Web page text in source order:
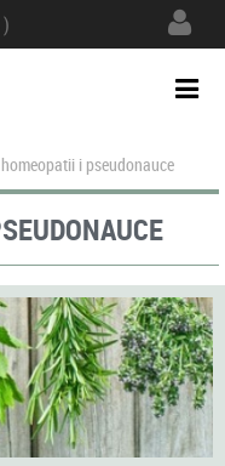
)
i pseudonauce